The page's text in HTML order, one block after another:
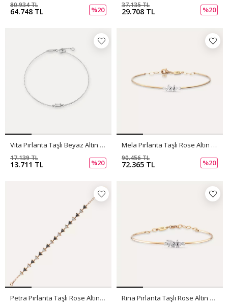
64.748 TL
80.934 TL
%20 29.708 TL
37.135 TL
%20
Vita Pırlanta Taşlı Beyaz Altın Bileklik
13.711 TL
17.139 TL
%20
Mela Pırlanta Taşlı Rose Altın Bileklik
72.365 TL
90.456 TL
%20
Petra Pırlanta Taşlı Rose Altın Bileklik Rina Pırlanta Taşlı Rose Altın Bileklik